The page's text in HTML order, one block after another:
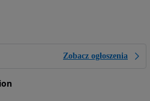
Zobacz ogłoszenia